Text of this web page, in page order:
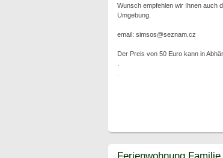
Wunsch empfehlen wir Ihnen auch
Umgebung.
email: simsos@seznam.cz
Der Preis von 50 Euro kann in
Ferienwohnung